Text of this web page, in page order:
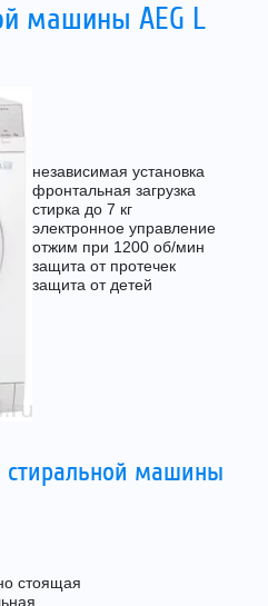
машины AEG L
независимая установка
фронтальная загрузка
cтирка до 7 кг
электронное управление
отжим при 1200 об/мин
защита от протечек
защита от детей
стиральной машины
стоящая